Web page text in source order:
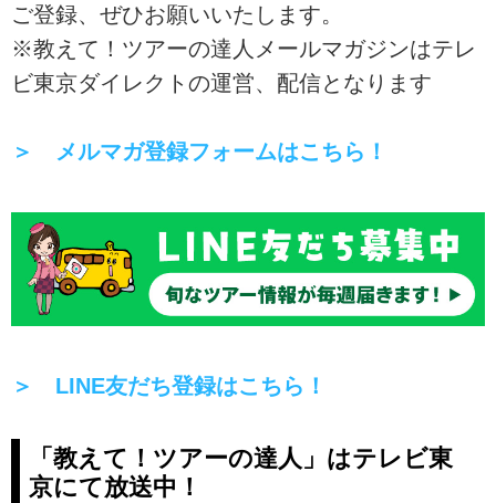
ご登録、ぜひお願いいたします。
※教えて！ツアーの達人メールマガジンはテレ
ビ東京ダイレクトの運営、配信となります
＞ メルマガ登録フォームはこちら！
＞ LINE友だち登録はこちら！
「教えて！ツアーの達人」はテレビ東
京にて放送中！